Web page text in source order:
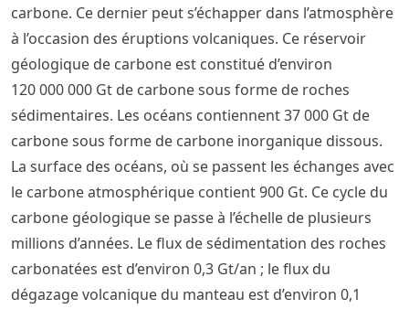
carbone. Ce dernier peut s’échapper dans l’atmosphère
à l’occasion des éruptions volcaniques. Ce réservoir
géologique de carbone est constitué d’environ
120 000 000 Gt de carbone sous forme de roches
sédimentaires. Les océans contiennent 37 000 Gt de
carbone sous forme de carbone inorganique dissous.
La surface des océans, où se passent les échanges avec
le carbone atmosphérique contient 900 Gt. Ce cycle du
carbone géologique se passe à l’échelle de plusieurs
millions d’années. Le flux de sédimentation des roches
carbonatées est d’environ 0,3 Gt/an ; le flux du
dégazage volcanique du manteau est d’environ 0,1